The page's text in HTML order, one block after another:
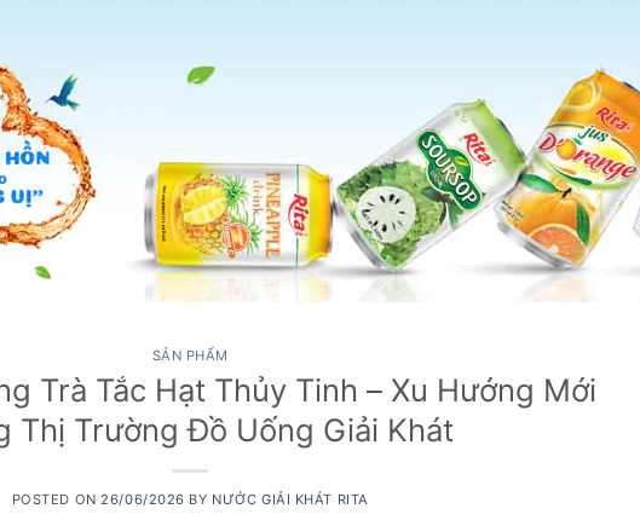
SẢN PHẨM
Trà Tắc Hạt Thủy Tinh – Xu Hướng Mới
Thị Trường Đồ Uống Giải Khát
POSTED ON 26/06/2026 BY NƯỚC GIẢI KHÁT RITA